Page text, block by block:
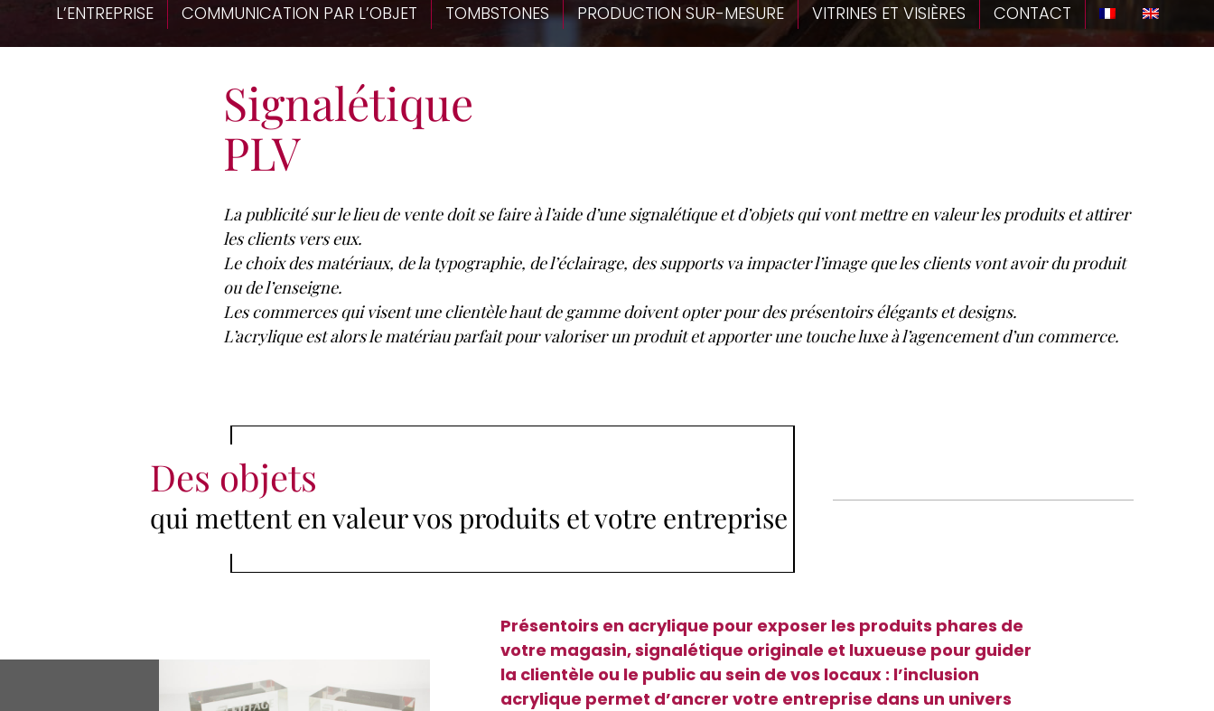
L’ENTREPRISE COMMUNICATION PAR L’OBJET TOMBSTONES PRODUCTION SUR-MESURE VITRINES ET VISIÈRES CONTACT
Signalétique
PLV
La publicité sur le lieu de vente doit se faire à l’aide d’une signalétique et d’objets qui vont mettre en valeur les produits et attirer
les clients vers eux.
Le choix des matériaux, de la typographie, de l’éclairage, des supports va impacter l’image que les clients vont avoir du produit
ou de l’enseigne.
Les commerces qui visent une clientèle haut de gamme doivent opter pour des présentoirs élégants et designs.
L’acrylique est alors le matériau parfait pour valoriser un produit et apporter une touche luxe à l’agencement d’un commerce.
Des objets
qui mettent en valeur vos produits et votre entreprise
Présentoirs en acrylique pour exposer les produits phares de
votre magasin, signalétique originale et luxueuse pour guider
la clientèle ou le public au sein de vos locaux : l’inclusion
acrylique permet d’ancrer votre entreprise dans un univers